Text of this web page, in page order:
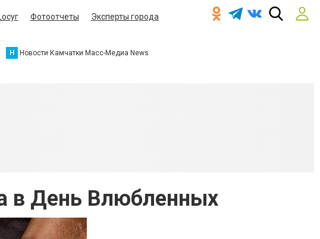
Фотоотчеты
Эксперты города
Н Новости Камчатки Масс-Медиа News
в День Влюбленных